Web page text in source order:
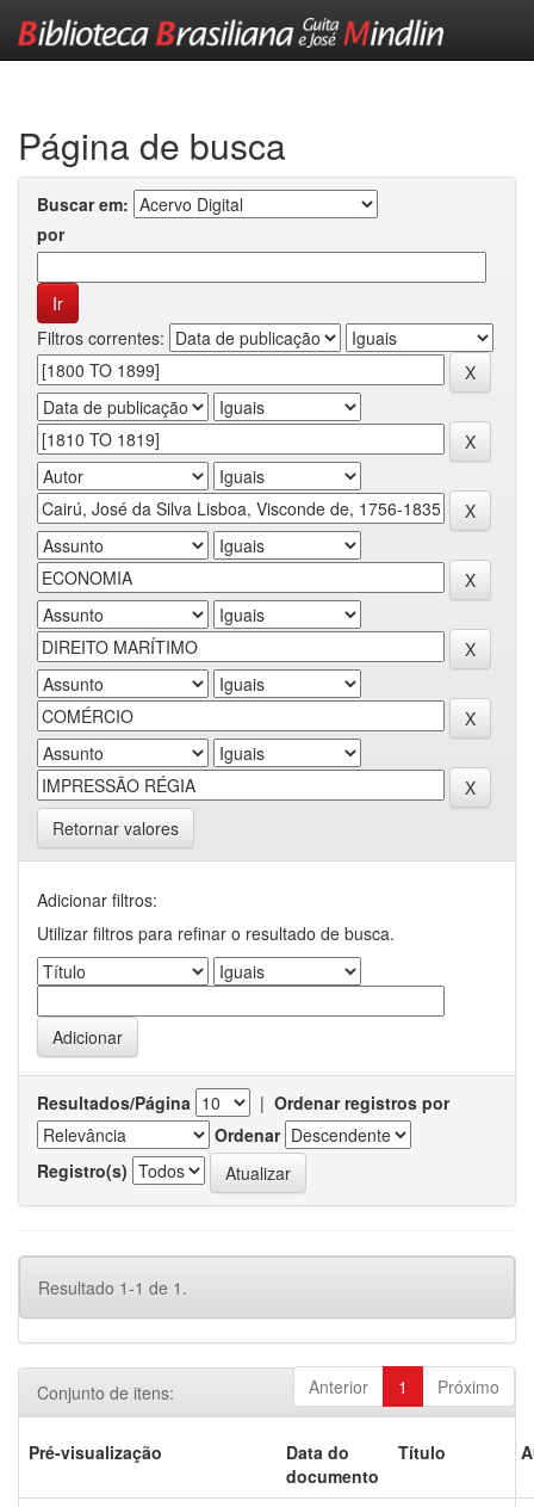
Página de busca
Buscar em:
por
Filtros correntes:
Retornar valores
Adicionar filtros:
Utilizar filtros para refinar o resultado de busca.
Resultados/Página | Ordenar registros por
Ordenar
Registro(s)
Resultado 1-1 de 1.
Anterior 1 Próximo
Conjunto de itens:
Pré-visualização
Data do
documento
Título